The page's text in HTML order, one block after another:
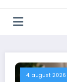
4. august 2026